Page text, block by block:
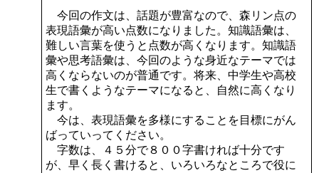
今回の作文は、話題が豊富なので、森リン点の
表現語彙が高い点数になりました。知識語彙は、
難しい言葉を使うと点数が高くなります。知識語
彙や思考語彙は、今回のような身近なテーマでは
高くならないのが普通です。将来、中学生や高校
生で書くようなテーマになると、自然に高くなり
ます。
今は、表現語彙を多様にすることを目標にがん
ばっていってください。
字数は、４５分で８００字書ければ十分です
が、早く長く書けると、いろいろなところで役に